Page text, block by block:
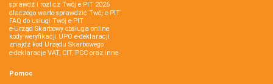
sprawdź i rozlicz Twój e PIT 2026
dlaczego warto sprawdzić Twój e-PIT
FAQ do usługi Twój e-PIT
e-Urząd Skarbowy obsługa online
kody weryfikacji UPO e-deklaracji
znajdź kod Urzędu Skarbowego
e-deklaracje VAT, CIT, PCC oraz inne
Pomoc